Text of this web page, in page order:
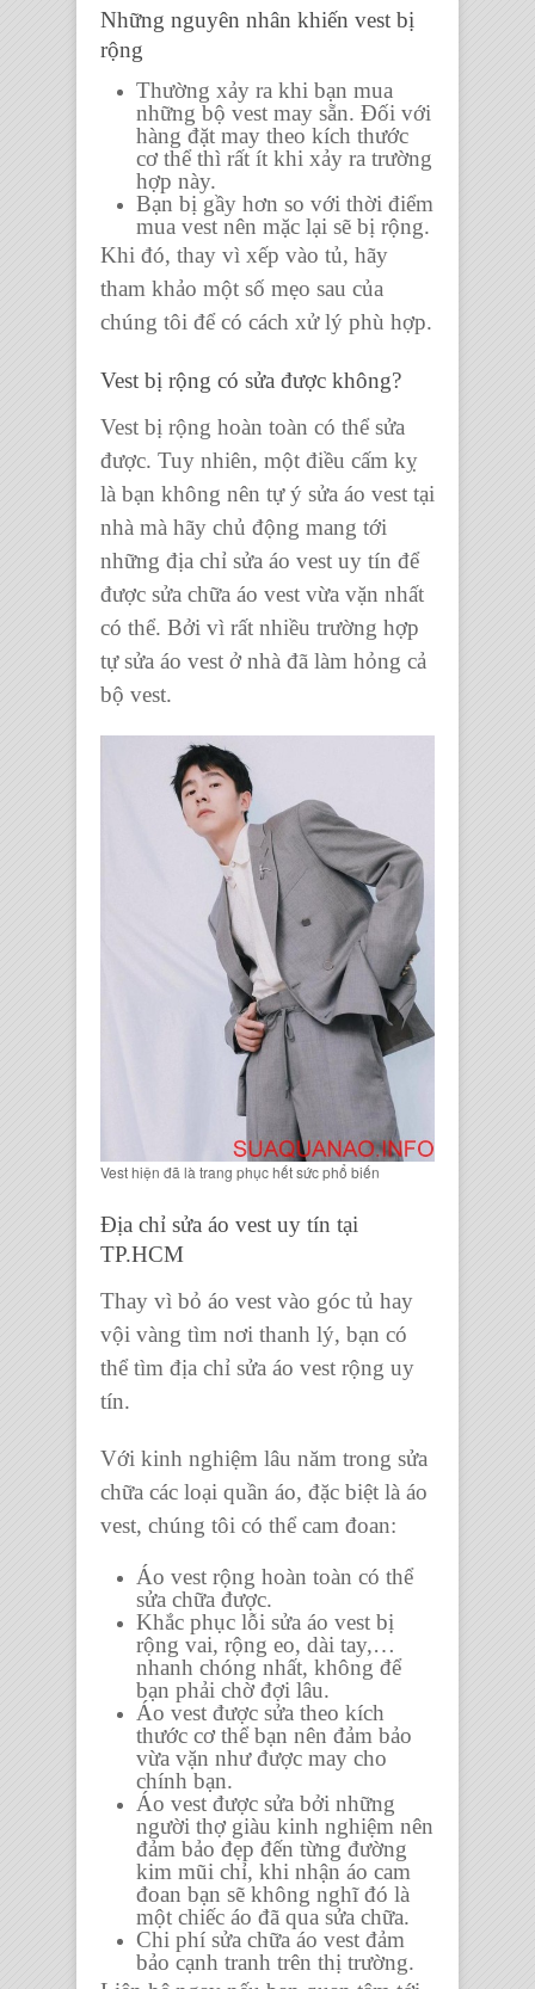
Những nguyên nhân khiến vest bị
rộng
Thường xảy ra khi bạn mua
những bộ vest may sẵn. Đối với
hàng đặt may theo kích thước
cơ thể thì rất ít khi xảy ra trường
hợp này.
Bạn bị gầy hơn so với thời điểm
mua vest nên mặc lại sẽ bị rộng.
Khi đó, thay vì xếp vào tủ, hãy
tham khảo một số mẹo sau của
chúng tôi để có cách xử lý phù hợp.
Vest bị rộng có sửa được không?
Vest bị rộng hoàn toàn có thể sửa
được. Tuy nhiên, một điều cấm kỵ
là bạn không nên tự ý sửa áo vest tại
nhà mà hãy chủ động mang tới
những địa chỉ sửa áo vest uy tín để
được sửa chữa áo vest vừa vặn nhất
có thể. Bởi vì rất nhiều trường hợp
tự sửa áo vest ở nhà đã làm hỏng cả
bộ vest.
Vest hiện đã là trang phục hết sức phổ biến
Địa chỉ sửa áo vest uy tín tại
TP.HCM
Thay vì bỏ áo vest vào góc tủ hay
vội vàng tìm nơi thanh lý, bạn có
thể tìm địa chỉ sửa áo vest rộng uy
tín.
Với kinh nghiệm lâu năm trong sửa
chữa các loại quần áo, đặc biệt là áo
vest, chúng tôi có thể cam đoan:
Áo vest rộng hoàn toàn có thể
sửa chữa được.
Khắc phục lỗi sửa áo vest bị
rộng vai, rộng eo, dài tay,…
nhanh chóng nhất, không để
bạn phải chờ đợi lâu.
Áo vest được sửa theo kích
thước cơ thể bạn nên đảm bảo
vừa vặn như được may cho
chính bạn.
Áo vest được sửa bởi những
người thợ giàu kinh nghiệm nên
đảm bảo đẹp đến từng đường
kim mũi chỉ, khi nhận áo cam
đoan bạn sẽ không nghĩ đó là
một chiếc áo đã qua sửa chữa.
Chi phí sửa chữa áo vest đảm
bảo cạnh tranh trên thị trường.